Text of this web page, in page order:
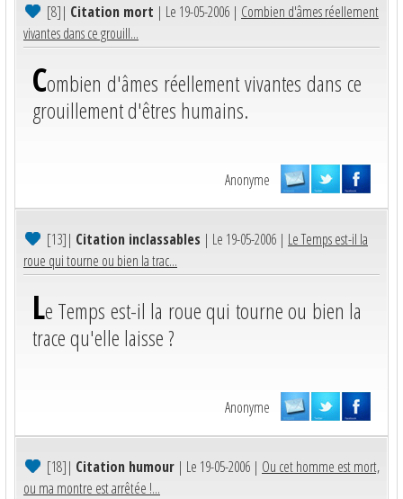
[8]| Citation mort | Le 19-05-2006 | Combien d'âmes réellement
vivantes dans ce grouill...
Combien d'âmes réellement vivantes dans ce
grouillement d'êtres humains.
Anonyme
[13]| Citation inclassables | Le 19-05-2006 | Le Temps est-il la
roue qui tourne ou bien la trac...
Le Temps est-il la roue qui tourne ou bien la
trace qu'elle laisse ?
Anonyme
[18]| Citation humour | Le 19-05-2006 | Ou cet homme est mort,
ou ma montre est arrêtée !...